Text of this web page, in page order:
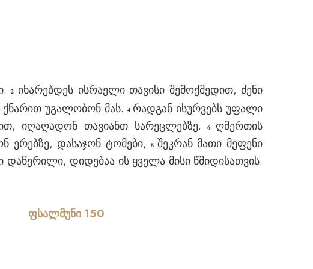
2 იხარებდეს ისრაელი თავისი შემოქმედით, ძენი
უგალობონ მას. 4 რადგან ისურვებს უფალი
იღაღადონ თავიანთ სარეცლებზე.6 ღმერთის
ერებზე, დასაჯონ ტომები,8 შეკრან მათი მეფენი
დიდებაა ის ყველა მისი წმიდისათვის.
ფსალმუნი 150